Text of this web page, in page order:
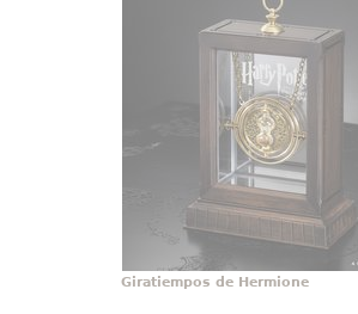
¡Adquiere tu propia Réplica
del Giratiempos (Time-
Hermione! Esta réplica
realizada con total
giratiempos que
película de Harry
Prisionero de
Giratiempos de Hermione